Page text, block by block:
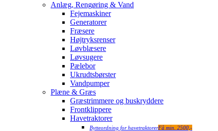
Anlæg, Rengøring & Vand
Fejemaskiner
Generatorer
Fræsere
Højtryksrenser
Løvblæsere
Løvsugere
Pælebor
Ukrudtsbørster
Vandpumper
Plæne & Græs
Græstrimmere og buskryddere
Frontklippere
Havetraktorer
Bytteordning for havetraktorerFå min. 2500,-